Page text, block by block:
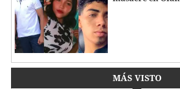
MÁS VISTO